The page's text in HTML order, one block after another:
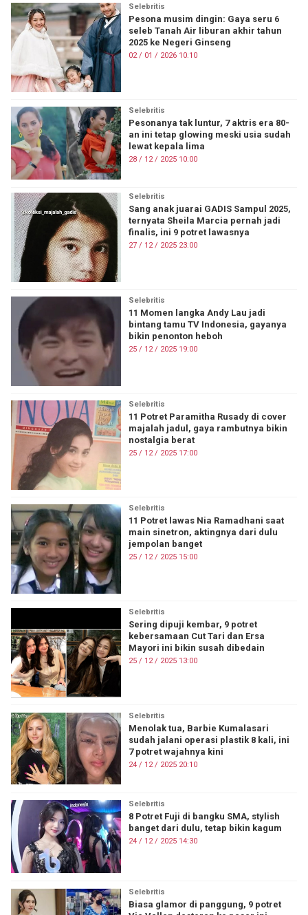
Selebritis
Pesona musim dingin: Gaya seru 6
seleb Tanah Air liburan akhir tahun
2025 ke Negeri Ginseng
02 / 01 / 2026 10:10
Selebritis
Pesonanya tak luntur, 7 aktris era 80-
an ini tetap glowing meski usia sudah
lewat kepala lima
28 / 12 / 2025 10:00
Selebritis
Sang anak juarai GADIS Sampul 2025,
ternyata Sheila Marcia pernah jadi
finalis, ini 9 potret lawasnya
27 / 12 / 2025 23:00
Selebritis
11 Momen langka Andy Lau jadi
bintang tamu TV Indonesia, gayanya
bikin penonton heboh
25 / 12 / 2025 19:00
Selebritis
11 Potret Paramitha Rusady di cover
majalah jadul, gaya rambutnya bikin
nostalgia berat
25 / 12 / 2025 17:00
Selebritis
11 Potret lawas Nia Ramadhani saat
main sinetron, aktingnya dari dulu
jempolan banget
25 / 12 / 2025 15:00
Selebritis
Sering dipuji kembar, 9 potret
kebersamaan Cut Tari dan Ersa
Mayori ini bikin susah dibedain
25 / 12 / 2025 13:00
Selebritis
Menolak tua, Barbie Kumalasari
sudah jalani operasi plastik 8 kali, ini
7 potret wajahnya kini
24 / 12 / 2025 20:10
Selebritis
8 Potret Fuji di bangku SMA, stylish
banget dari dulu, tetap bikin kagum
24 / 12 / 2025 14:30
Selebritis
Biasa glamor di panggung, 9 potret